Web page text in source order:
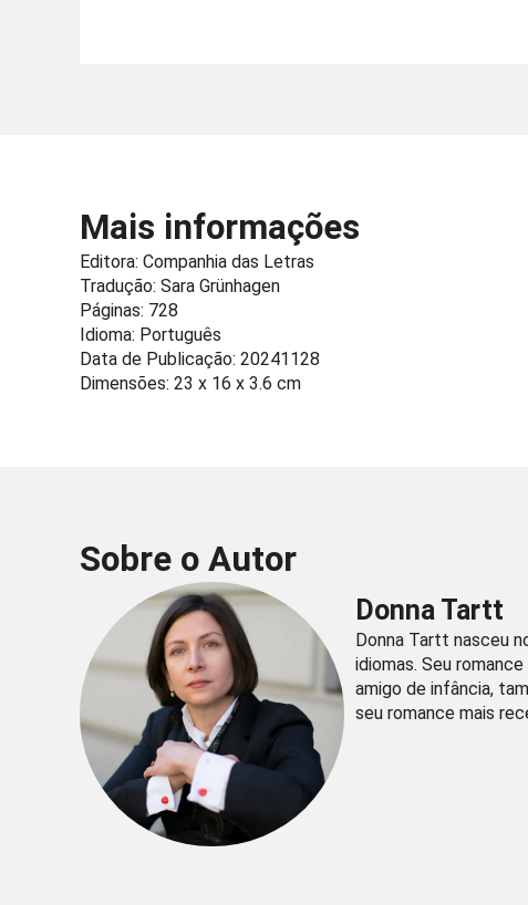
Mais informações
Editora: Companhia das Letras
Tradução: Sara Grünhagen
Páginas: 728
Idioma: Português
Data de Publicação: 20241128
Dimensões: 23 x 16 x 3.6 cm
Sobre o Autor
Donna Tartt
Donna Tartt nasceu
idiomas. Seu
amigo de infância,
seu romance mais